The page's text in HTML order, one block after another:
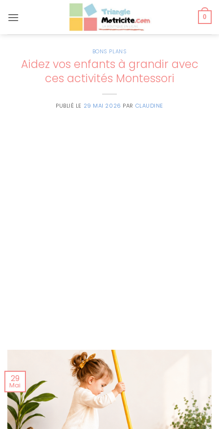
au
0
BONS PLANS
Aidez vos enfants à grandir avec
ces activités Montessori
PUBLIÉ LE 29 MAI 2026 PAR CLAUDINE
29
Mai